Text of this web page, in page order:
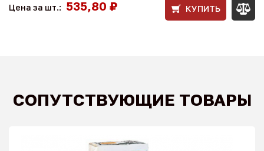
Цена за шт.: 535,80 ₽ КУПИТЬ
СОПУТСТВУЮЩИЕ ТОВАРЫ